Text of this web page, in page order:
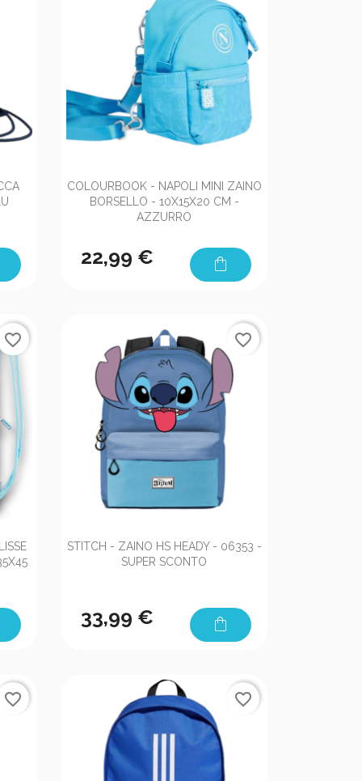
Anteprima
COLOURBOOK - NAPOLI MINI ZAINO
BORSELLO - 10X15X20 CM -
AZZURRO
22,99 € shopping_bag
favorite_border
Anteprima
STITCH - ZAINO HS HEADY - 06353 -
SUPER SCONTO
33,99 € shopping_bag
favorite_border
favorite_border favorite_border